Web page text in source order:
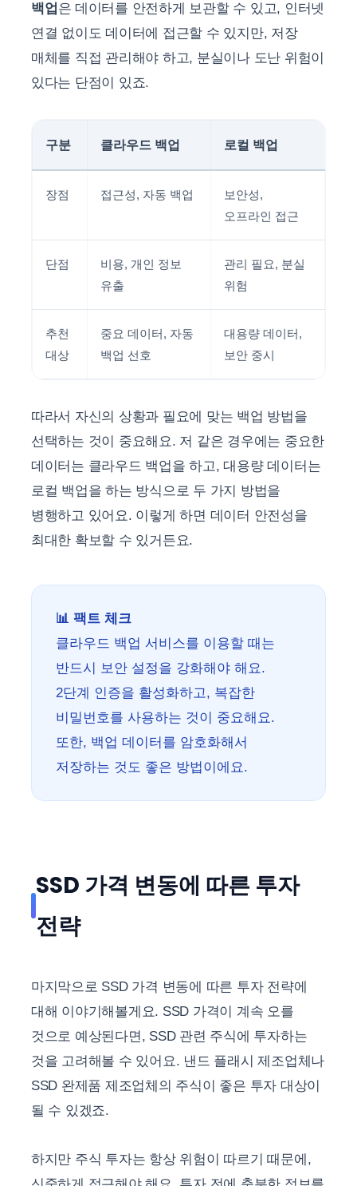
백업 은 데이터를 안전하게 보관할 수 있고, 인터넷
연결 없이도 데이터에 접근할 수 있지만, 저장
매체를 직접 관리해야 하고, 분실이나 도난 위험이
있다는 단점이 있죠.
구분 클라우드 백업 로컬 백업
장점 접근성, 자동 백업
보안성,
오프라인 접근
단점
비용, 개인 정보
유출
관리 필요, 분실
위험
추천
대상
중요 데이터, 자동
백업 선호
대용량 데이터,
보안 중시
따라서 자신의 상황과 필요에 맞는 백업 방법을
선택하는 것이 중요해요. 저 같은 경우에는 중요한
데이터는 클라우드 백업을 하고, 대용량 데이터는
로컬 백업을 하는 방식으로 두 가지 방법을
병행하고 있어요. 이렇게 하면 데이터 안전성을
최대한 확보할 수 있거든요.
📊 팩트 체크
클라우드 백업 서비스를 이용할 때는
반드시 보안 설정을 강화해야 해요.
2단계 인증을 활성화하고, 복잡한
비밀번호를 사용하는 것이 중요해요.
또한, 백업 데이터를 암호화해서
저장하는 것도 좋은 방법이에요.
SSD 가격 변동에 따른 투자
전략
마지막으로 SSD 가격 변동에 따른 투자 전략에
대해 이야기해볼게요. SSD 가격이 계속 오를
것으로 예상된다면, SSD 관련 주식에 투자하는
것을 고려해볼 수 있어요. 낸드 플래시 제조업체나
SSD 완제품 제조업체의 주식이 좋은 투자 대상이
될 수 있겠죠.
하지만 주식 투자는 항상 위험이 따르기 때문에,